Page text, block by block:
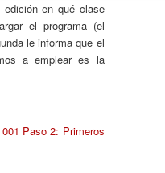
edición en qué clase
el programa (el
le informa que el
a emplear es la